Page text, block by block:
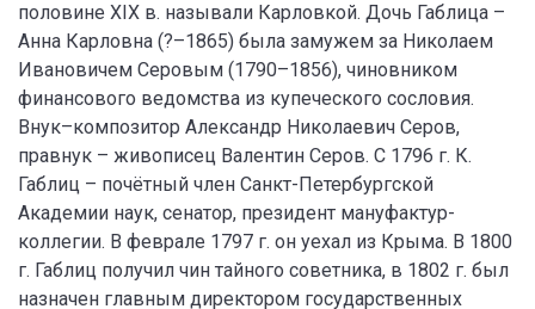
половине XIX в. называли Карловкой. Дочь Габлица –
Анна Карловна (?–1865) была замужем за Николаем
Ивановичем Серовым (1790–1856), чиновником
финансового ведомства из купеческого сословия.
Внук–композитор Александр Николаевич Серов,
правнук – живописец Валентин Серов. С 1796 г. К.
Габлиц – почётный член Санкт-Петербургской
Академии наук, сенатор, президент мануфактур-
коллегии. В феврале 1797 г. он уехал из Крыма. В 1800
г. Габлиц получил чин тайного советника, в 1802 г. был
назначен главным директором государственных